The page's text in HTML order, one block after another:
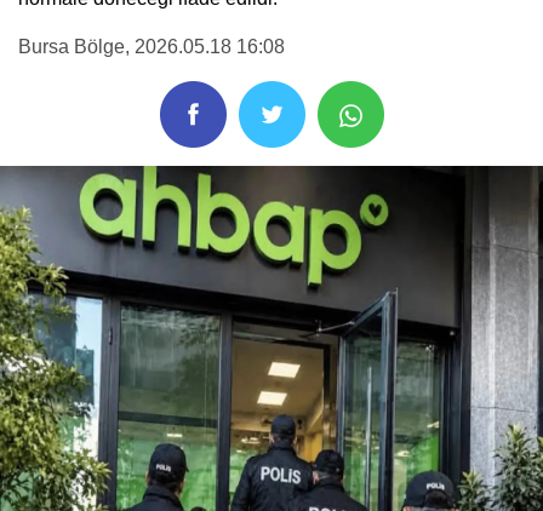
Bursa Bölge, 2026.05.18 16:08